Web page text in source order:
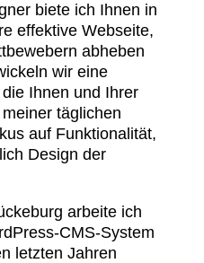
biete ich Ihnen in
effektive Webseite,
abheben
wir eine
Ihnen und Ihrer
täglichen
auf Funktionalität,
Design der
arbeite ich
CMS-System
letzten Jahren